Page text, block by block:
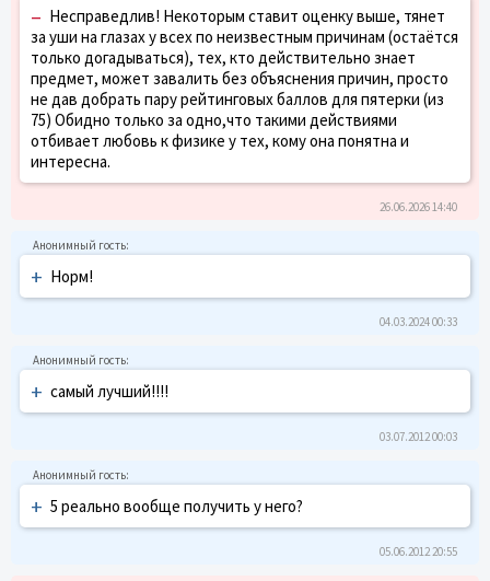
– Несправедлив! Некоторым ставит оценку выше, тянет
за уши на глазах у всех по неизвестным причинам (остаётся
только догадываться), тех, кто действительно знает
предмет, может завалить без объяснения причин, просто
не дав добрать пару рейтинговых баллов для пятерки (из
75) Обидно только за одно,что такими действиями
отбивает любовь к физике у тех, кому она понятна и
интересна.
26.06.2026 14:40
+ Норм!
04.03.2024 00:33
+ самый лучший!!!!
03.07.2012 00:03
+ 5 реально вообще получить у него?
05.06.2012 20:55